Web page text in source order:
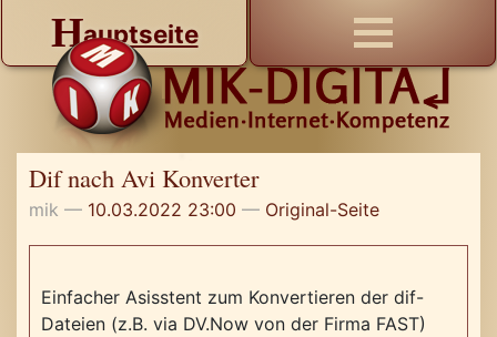
Hauptseite
Dif nach Avi Konverter
mik 10.03.2022 23:00 Original-Seite
Einfacher Asisstent zum Konvertieren der dif-
Dateien (z.B. via DV.Now vonder Firma FAST)